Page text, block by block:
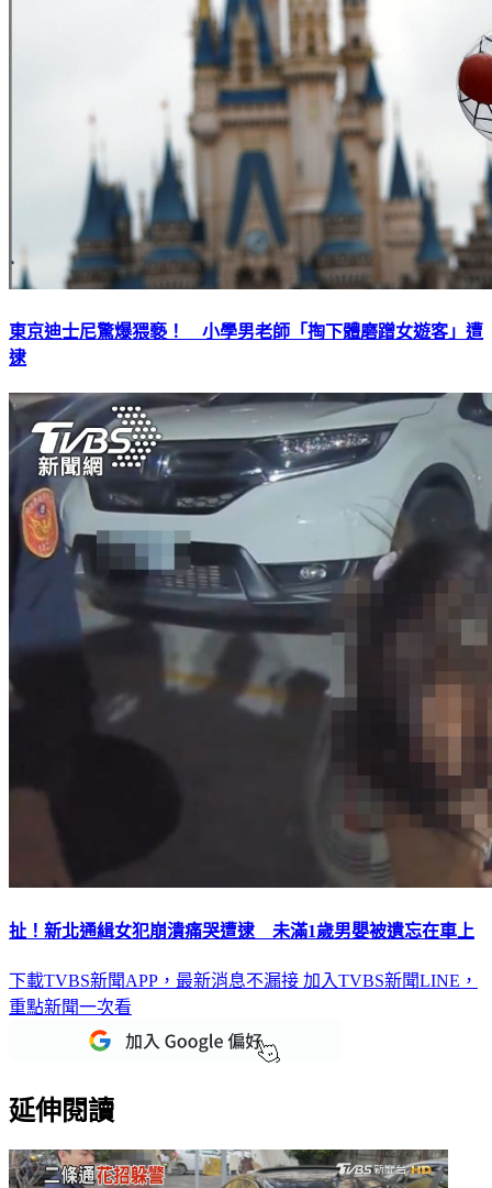
東京迪士尼驚爆猥褻！ 小學男老師「掏下體磨蹭女遊客」遭
逮
扯！新北通緝女犯崩潰痛哭遭逮 未滿1歲男嬰被遺忘在車上
下載TVBS新聞APP，最新消息不漏接 加入TVBS新聞LINE，
重點新聞一次看
延伸閱讀